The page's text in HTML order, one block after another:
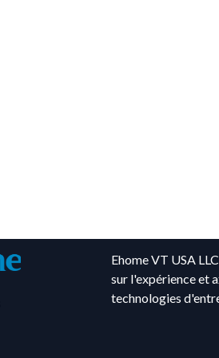
Ehome VT USA
sur l'expérience et
technologies